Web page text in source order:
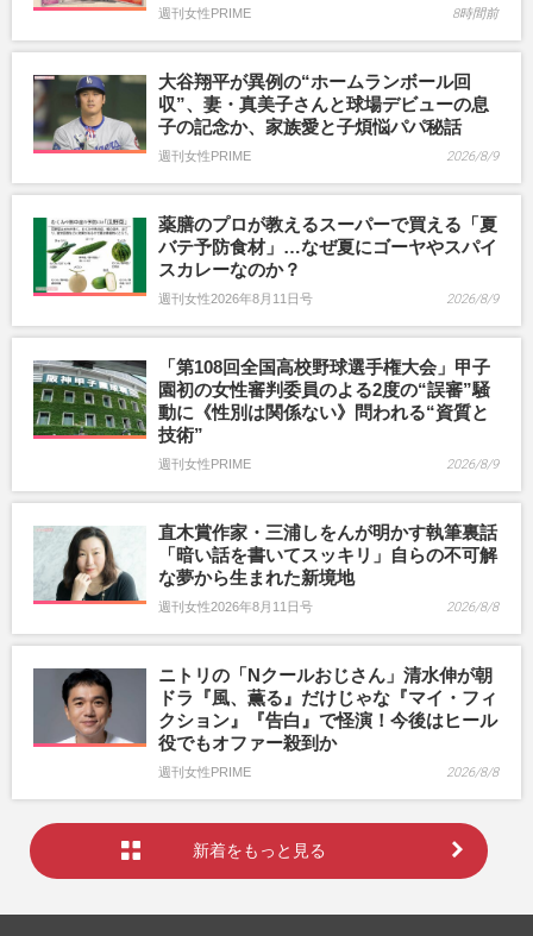
週刊女性PRIME 8時間前
大谷翔平が異例の“ホームランボール回
収”、妻・真美子さんと球場デビューの息
子の記念か、家族愛と子煩悩パパ秘話
週刊女性PRIME 2026/8/9
薬膳のプロが教えるスーパーで買える「夏
バテ予防食材」…なぜ夏にゴーヤやスパイ
スカレーなのか？
週刊女性2026年8月11日号 2026/8/9
「第108回全国高校野球選手権大会」甲子
園初の女性審判委員のよる2度の“誤審”騒
動に《性別は関係ない》問われる“資質と
技術”
週刊女性PRIME 2026/8/9
直木賞作家・三浦しをんが明かす執筆裏話
「暗い話を書いてスッキリ」自らの不可解
な夢から生まれた新境地
週刊女性2026年8月11日号 2026/8/8
ニトリの「Nクールおじさん」清水伸が朝
ドラ『風、薫る』だけじゃな『マイ・フィ
クション』『告白』で怪演！今後はヒール
役でもオファー殺到か
週刊女性PRIME 2026/8/8
新着をもっと見る